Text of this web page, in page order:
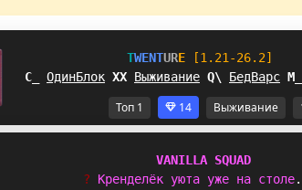
TWENTURE
[1.21-26.2]
LY
ОдинБлок _J Выживание OU БедВарс Q
Топ 1 14 Выживание
VANIL L A SQUAD
? Кренделёк уюта уже на столе.